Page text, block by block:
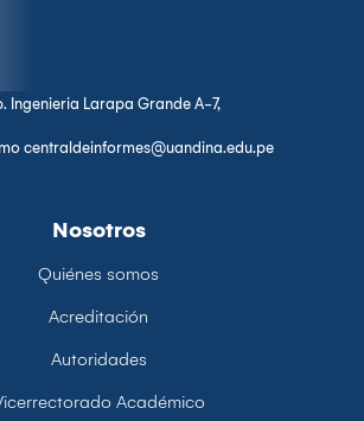
Ingenieria Larapa Grande A-7,
centraldeinformes@uandina.edu.pe
Nosotros
Quiénes somos
Acreditación
Autoridades
Académico